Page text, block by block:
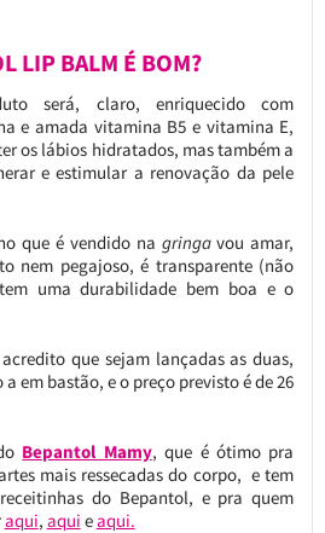
LIP BALM É BOM?
será, claro, enriquecido com
e amada vitamina B5 e vitamina E,
os lábios hidratados, mas também a
e estimular a renovação da pele
que é vendido na gringavou amar,
nem pegajoso, é transparente (não
uma durabilidade bem boa e o
que sejam lançadas as duas,
em bastão, e o preço previsto é de 26
Bepantol Mamy, que é ótimo pra
mais ressecadas do corpo, e tem
do Bepantol, e pra quem
aqui, aqui eaqui.